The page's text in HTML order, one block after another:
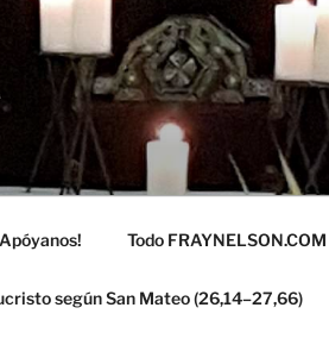
Apóyanos! Todo FRAYNELSON.COM
según San Mateo (26,14–27,66)